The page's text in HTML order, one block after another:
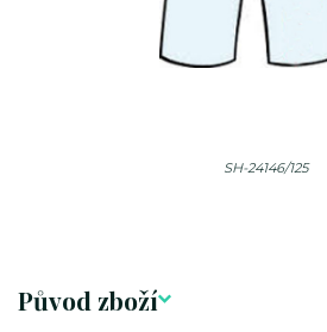
SH-24146/125
Původ zboží